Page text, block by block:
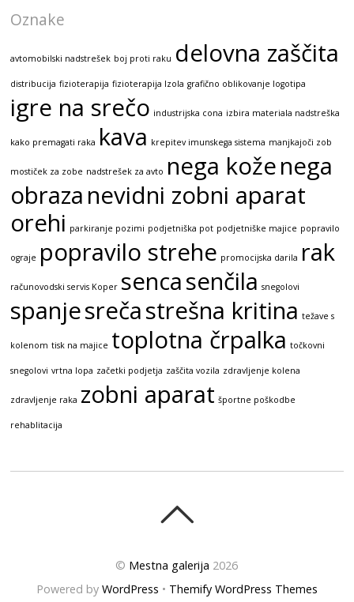
Oznake
avtomobilski nadstrešek boj proti raku delovna zaščita
distribucija fizioterapija fizioterapija Izola grafično oblikovanje logotipa
igre na srečo industrijska cona izbira materiala nadstreška
kako premagati raka kava krepitev imunskega sistema manjkajoči zob
mostiček za zobe nadstrešek za avto nega koženega
obraza nevidni zobni aparat
orehi parkiranje pozimi podjetniška pot podjetniške majice popravilo
ograje popravilo strehe promocijska darila rak
računovodski servis Koper sencasenčila snegolovi
spanjesrečastrešna kritina težave s
kolenom tisk na majice toplotna črpalka točkovni
snegolovi vrtna lopa začetki podjetja zaščita vozila zdravljenje kolena
zdravljenje raka zobni aparat športne poškodbe
rehablitacija
© Mestna galerija 2026
Powered by WordPress • Themify WordPress Themes